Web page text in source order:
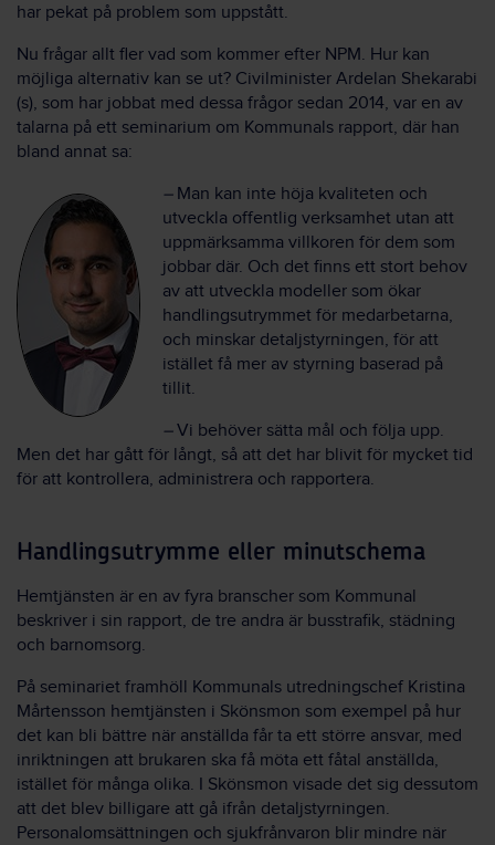
har pekat på problem som uppstått.
Nu frågar allt fler vad som kommer efter NPM. Hur kan
möjliga alternativ kan se ut? Civilminister Ardelan Shekarabi
(s), som har jobbat med dessa frågor sedan 2014, var en av
talarna på ett seminarium om Kommunals rapport, där han
bland annat sa:
– Man kan inte höja kvaliteten och
utveckla offentlig verksamhet utan att
uppmärksamma villkoren för dem som
jobbar där. Och det finns ett stort behov
av att utveckla modeller som ökar
handlingsutrymmet för medarbetarna,
och minskar detaljstyrningen, för att
istället få mer av styrning baserad på
tillit.
–Vi behöver sätta mål och följa upp.
Men det har gått för långt, så att det har blivit för mycket tid
för att kontrollera, administrera och rapportera.
Handlingsutrymme eller minutschema
Hemtjänsten är en av fyra branscher som Kommunal
beskriver i sin rapport, de tre andra är busstrafik, städning
och barnomsorg.
På seminariet framhöll Kommunals utredningschef Kristina
Mårtensson hemtjänsten i Skönsmon som exempel på hur
det kan bli bättre när anställda får ta ett större ansvar, med
inriktningen att brukaren ska få möta ett fåtal anställda,
istället för många olika. I Skönsmon visade det sig dessutom
att det blev billigare att gå ifrån detaljstyrningen.
Personalomsättningen och sjukfrånvaron blir mindre när